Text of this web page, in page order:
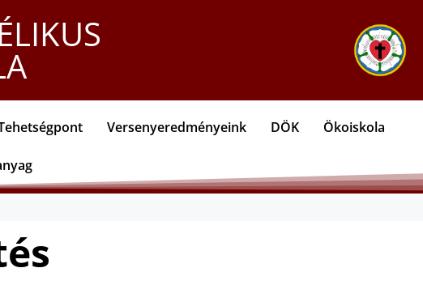
Versenyeredményeink DÖK Ökoiskola